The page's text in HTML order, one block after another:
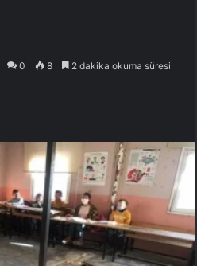
0 8 2 dakika okuma süresi